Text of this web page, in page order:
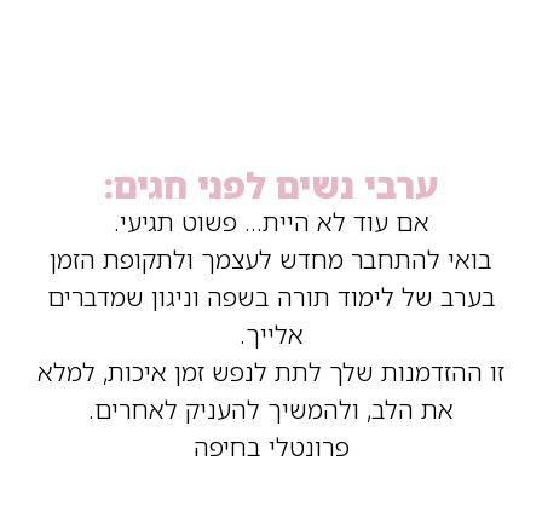
ערבי נשים לפני חגים:
אם עוד לא היית… פשוט תגיעי.
בואי להתחבר מחדש לעצמך ולתקופת הזמן
בערב של לימוד תורה בשפה וניגון שמדברים
אלייך.
זו ההזדמנות שלך לתת לנפש זמן איכות, למלא
את הלב, ולהמשיך להעניק לאחרים.
פרונטלי בחיפה